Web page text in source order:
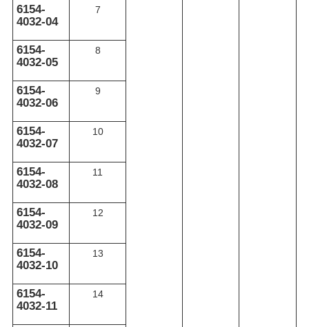
6154-
4032-04
7
6154-
4032-05
8
6154-
4032-06
9
6154-
4032-07
10
6154-
4032-08
11
6154-
4032-09
12
6154-
4032-10
13
6154-
4032-11
14